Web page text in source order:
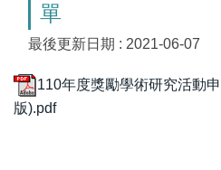
單
最後更新日期 : 2021-06-07
110年度獎勵學術研究活動
版).pdf